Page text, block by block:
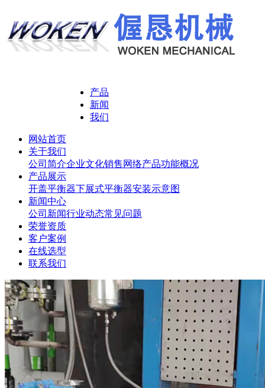
产品
新闻
我们
网站首页
关于我们
公司简介企业文化销售网络产品功能概况
产品展示
开盖平衡器下展式平衡器安装示意图
新闻中心
公司新闻行业动态常见问题
荣誉资质
客户案例
在线选型
联系我们